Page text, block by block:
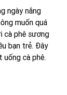
ngày nắng
muốn quá
cà phê sương
bạn trẻ. Đây
uống cà phê.